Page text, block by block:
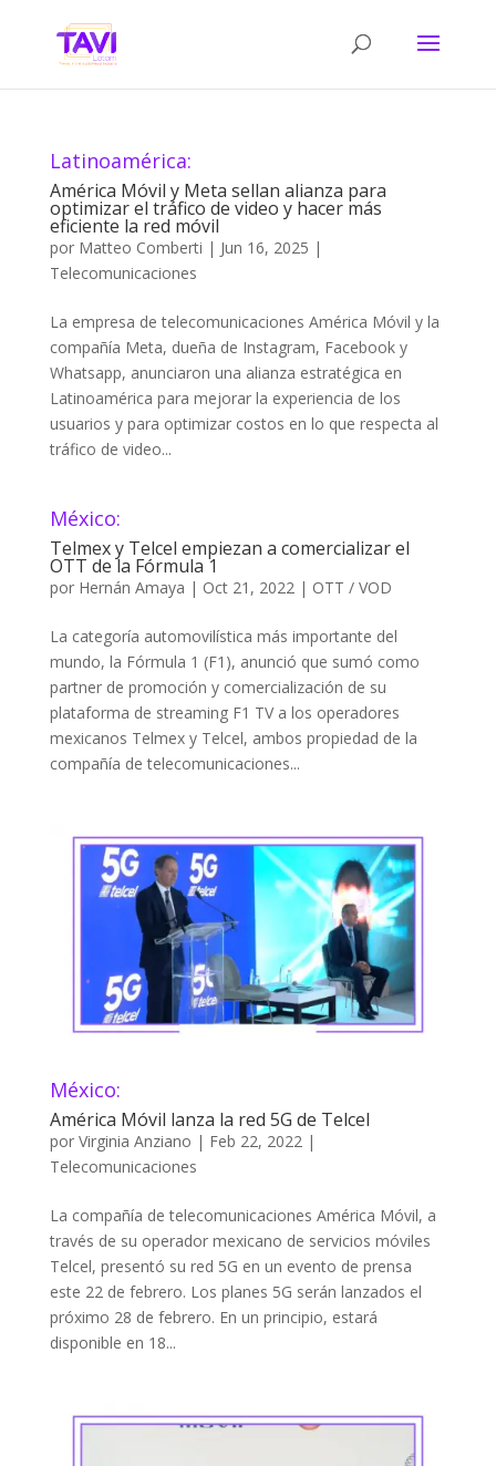
Latinoamérica:
América Móvil y Meta sellan alianza para
optimizar el tráfico de video y hacer más
eficiente la red móvil
por Matteo Comberti | Jun 16, 2025 |
Telecomunicaciones
La empresa de telecomunicaciones América Móvil y la
compañía Meta, dueña de Instagram, Facebook y
Whatsapp, anunciaron una alianza estratégica en
Latinoamérica para mejorar la experiencia de los
usuarios y para optimizar costos en lo que respecta al
tráfico de video...
México:
Telmex y Telcel empiezan a comercializar el
OTT de la Fórmula 1
por Hernán Amaya | Oct 21, 2022| OTT / VOD
La categoría automovilística más importante del
mundo, la Fórmula 1 (F1), anunció que sumó como
partner de promoción y comercialización de su
plataforma de streaming F1 TV a los operadores
mexicanos Telmex y Telcel, ambos propiedad de la
compañía de telecomunicaciones...
México:
América Móvil lanza la red 5G de Telcel
por Virginia Anziano | Feb 22, 2022 |
Telecomunicaciones
La compañía de telecomunicaciones América Móvil, a
través de su operador mexicano de servicios móviles
Telcel, presentó su red 5G en un evento de prensa
este 22 de febrero. Los planes 5G serán lanzados el
próximo 28 de febrero. En un principio, estará
disponible en 18...